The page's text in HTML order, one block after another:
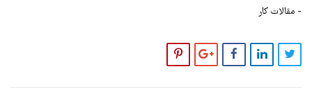
مقالات کار